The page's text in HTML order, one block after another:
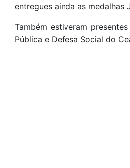
entregues ainda as medalhas
Também estiveram
Pública e Defesa Social do